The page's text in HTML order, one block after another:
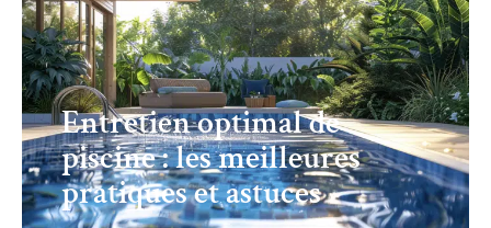
Entretien optimal de
piscine : les meilleures
pratiques et astuces